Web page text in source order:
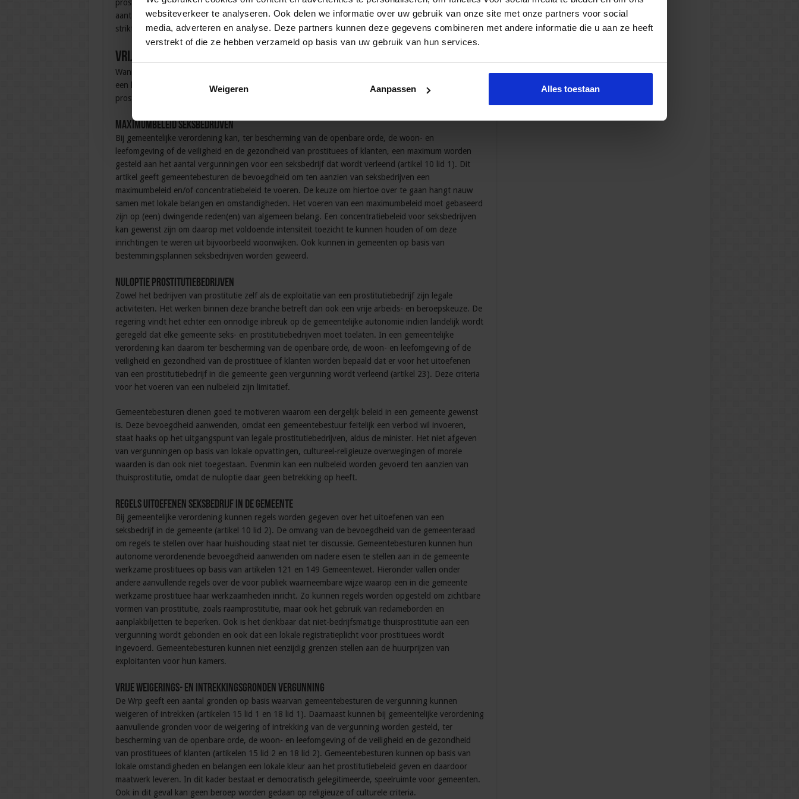
websiteverkeer te analyseren. Ook delen we informatie over uw gebruik van onze site met onze partners voor social
media, adverteren en analyse. Deze partners kunnen deze gegevens combineren met andere informatie die u aan ze heeft
verstrekt of die ze hebben verzameld op basis van uw gebruik van hun services.
Weigeren Aanpassen Alles toestaan
prostitutiebedrijf moet over een bedrijfsplan beschikken (artikel 24) en aan de exploitant wordt een
aantal verplichtingen opgelegd (artikelen 25 en 26). Gemeentebesturen zijn verplicht deze eisen als
strikte voorwaarden met betrekking tot vergunningverlening te hanteren.
Vrijheid gemeenten bij vaststellen prostitutiebeleid
Wanneer deze wet wordt aangenomen zal de regulering van prostitutie plaatsvinden op basis van
een landelijke, uniforme uitgangssituatie. Gemeentebesturen blijven echter bevoegd om het
prostitutiebeleid op bepaalde terreinen zelf in te richten.
Maximumbeleid seksbedrijven
Bij gemeentelijke verordening kan, ter bescherming van de openbare orde, de woon- en
leefomgeving of de veiligheid en de gezondheid van prostituees of klanten, een maximum worden
gesteld aan het aantal vergunningen voor een seksbedrijf dat wordt verleend (artikel 10 lid 1). Dit
artikel geeft gemeentebesturen de bevoegdheid om ten aanzien van seksbedrijven een
maximumbeleid en/of concentratiebeleid te voeren. De keuze om hiertoe over te gaan hangt nauw
samen met lokale belangen en omstandigheden. Het voeren van een maximumbeleid moet gebaseerd
zijn op (een) dwingende reden(en) van algemeen belang. Een concentratiebeleid voor seksbedrijven
kan gewenst zijn om daarop met voldoende intensiteit toezicht te kunnen houden of om deze
inrichtingen te weren uit bijvoorbeeld woonwijken. Ook kunnen in gemeenten op basis van
bestemmingsplannen seksbedrijven worden geweerd.
Nuloptie prostitutiebedrijven
Zowel het bedrijven van prostitutie zelf als de exploitatie van een prostitutiebedrijf zijn legale
activiteiten. Het werken binnen deze branche betreft dan ook een vrije arbeids- en beroepskeuze. De
regering vindt het echter een onnodige inbreuk op de gemeentelijke autonomie indien landelijk wordt
geregeld dat elke gemeente seks- en prostitutiebedrijven moet toelaten. In een gemeentelijke
verordening kan daarom ter bescherming van de openbare orde, de woon- en leefomgeving of de
veiligheid en gezondheid van de prostituee of klanten worden bepaald dat er voor het uitoefenen
van een prostitutiebedrijf in die gemeente geen vergunning wordt verleend (artikel 23). Deze criteria
voor het voeren van een nulbeleid zijn limitatief.
Gemeentebesturen dienen goed te motiveren waarom een dergelijk beleid in een gemeente gewenst
is. Deze bevoegdheid aanwenden, omdat een gemeentebestuur feitelijk een verbod wil invoeren,
staat haaks op het uitgangspunt van legale prostitutiebedrijven, aldus de minister. Het niet afgeven
van vergunningen op basis van lokale opvattingen, cultureel-religieuze overwegingen of morele
waarden is dan ook niet toegestaan. Evenmin kan een nulbeleid worden gevoerd ten aanzien van
thuisprostitutie, omdat de nuloptie daar geen betrekking op heeft.
Regels uitoefenen seksbedrijf in de gemeente
Bij gemeentelijke verordening kunnen regels worden gegeven over het uitoefenen van een
seksbedrijf in de gemeente (artikel 10 lid 2). De omvang van de bevoegdheid van de gemeenteraad
om regels te stellen over haar huishouding staat niet ter discussie. Gemeentebesturen kunnen hun
autonome verordenende bevoegdheid aanwenden om nadere eisen te stellen aan in de gemeente
werkzame prostituees op basis van artikelen 121 en 149 Gemeentewet. Hieronder vallen onder
andere aanvullende regels over de voor publiek waarneembare wijze waarop een in die gemeente
werkzame prostituee haar werkzaamheden inricht. Zo kunnen regels worden opgesteld om zichtbare
vormen van prostitutie, zoals raamprostitutie, maar ook het gebruik van reclameborden en
aanplakbiljetten te beperken. Ook is het denkbaar dat niet-bedrijfsmatige thuisprostitutie aan een
vergunning wordt gebonden en ook dat een lokale registratieplicht voor prostituees wordt
ingevoerd. Gemeentebesturen kunnen niet eenzijdig grenzen stellen aan de huurprijzen van
exploitanten voor hun kamers.
Vrije weigerings- en intrekkingsgronden vergunning
De Wrp geeft een aantal gronden op basis waarvan gemeentebesturen de vergunning kunnen
weigeren of intrekken (artikelen 15 lid 1 en 18 lid 1). Daarnaast kunnen bij gemeentelijke verordening
aanvullende gronden voor de weigering of intrekking van de vergunning worden gesteld, ter
bescherming van de openbare orde, de woon- en leefomgeving of de veiligheid en de gezondheid
van prostituees of klanten (artikelen 15 lid 2 en 18 lid 2). Gemeentebesturen kunnen op basis van
lokale omstandigheden en belangen een lokale kleur aan het prostitutiebeleid geven en daardoor
maatwerk leveren. In dit kader bestaat er democratisch gelegitimeerde, speelruimte voor gemeenten.
Ook in dit geval kan geen beroep worden gedaan op religieuze of culturele criteria.